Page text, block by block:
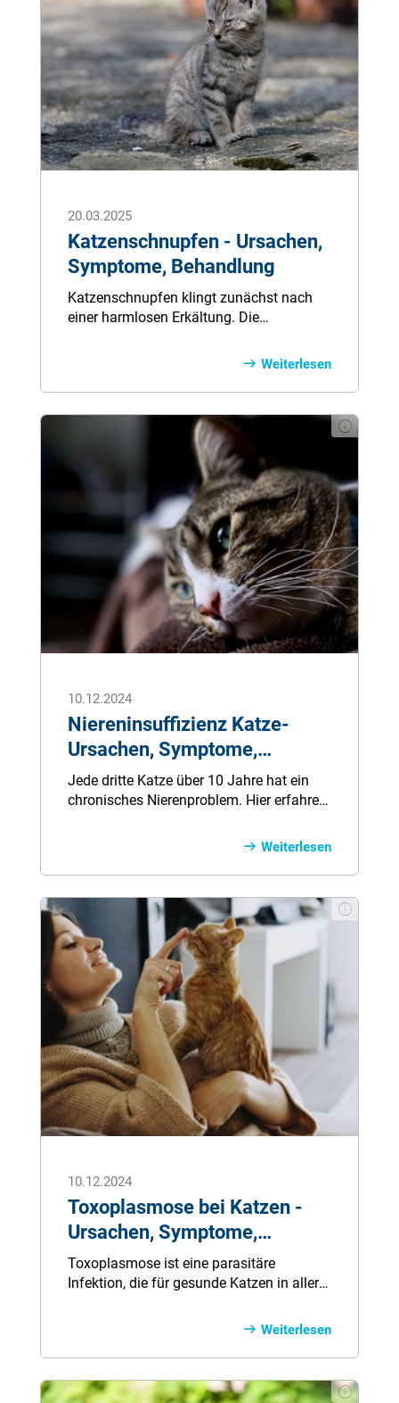
20.03.2025
Katzenschnupfen - Ursachen,
Symptome, Behandlung
Katzenschnupfen klingt zunächst nach
einer harmlosen Erkältung. Die
ernstzunehmend, da sie unbehandelt
zu Symptomen, Ursachen, Behandlung
und Vorbeugung bei Katzenschnupfen.
Weiterlesen
10.12.2024
Niereninsuffizienz Katze-
Ursachen, Symptome,
Behandlung
Jede dritte Katze über 10 Jahre hat ein
chronisches Nierenproblem. Hier erfahren
Behandlung und wie Sie selbst Ihrer Katze
Weiterlesen
10.12.2024
Toxoplasmose bei Katzen -
Ursachen, Symptome,
Behandlung
Toxoplasmose ist eine parasitäre
Infektion, die für gesunde Katzen in aller
Katzen mit Toxoplasmose? Und wie kann
Ratgeber klären wir alle Fragen rund um
Toxoplasmose bei Katzen.
Weiterlesen